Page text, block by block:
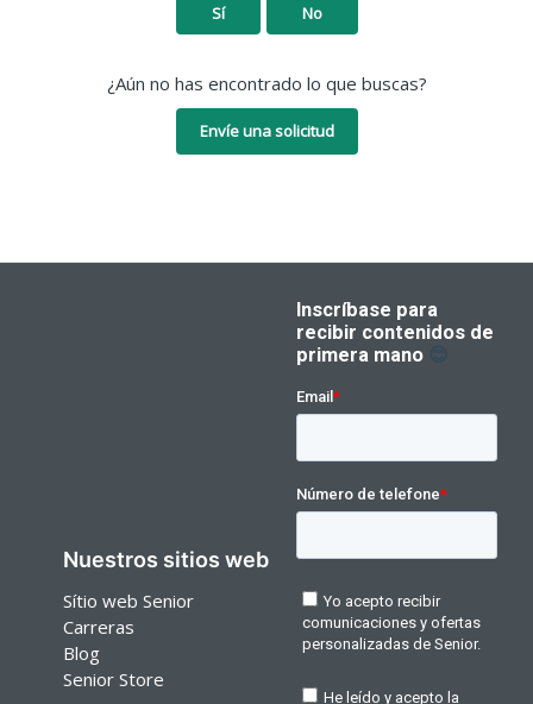
Sí No
¿Aún no has encontrado lo que buscas?
Envíe una solicitud
Nuestros sitios web
Sítio web Senior
Carreras
Blog
Senior Store